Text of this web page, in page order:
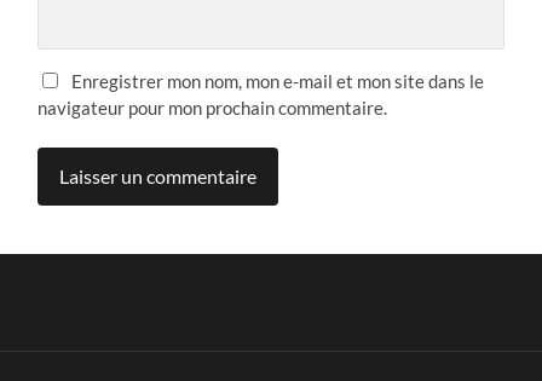
Enregistrer mon nom, mon e-mail et mon site dans le
navigateur pour mon prochain commentaire.